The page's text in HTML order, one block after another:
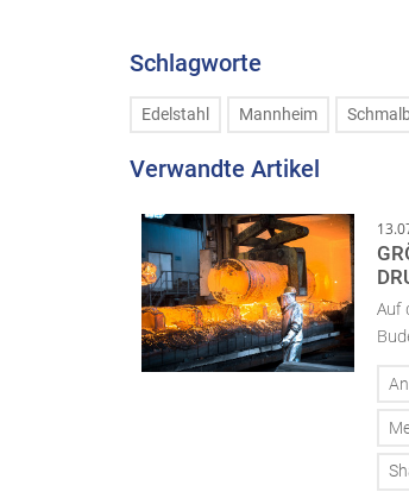
Schlagworte
Edelstahl Mannheim
Verwandte Artikel
Auf